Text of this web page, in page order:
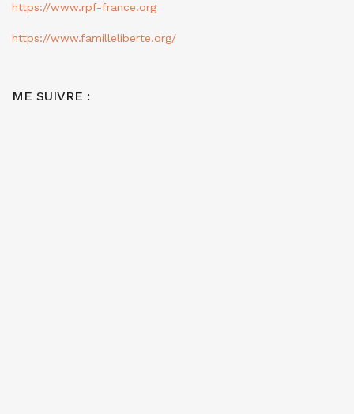
https://www.rpf-france.org
https://www.familleliberte.org/
ME SUIVRE :